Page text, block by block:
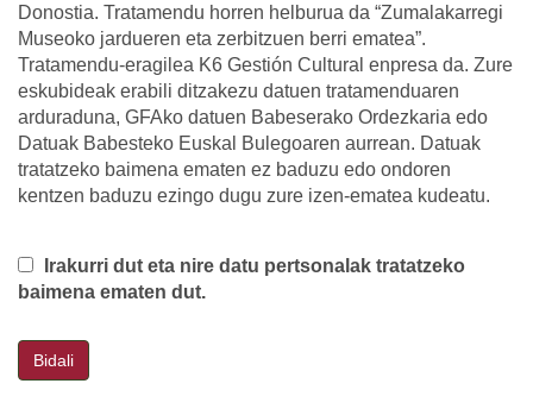
Donostia. Tratamendu horren helburua da “Zumalakarregi
Museoko jardueren eta zerbitzuen berri ematea”.
Tratamendu-eragilea K6 Gestión Cultural enpresa da. Zure
eskubideak erabili ditzakezu datuen tratamenduaren
arduraduna, GFAko datuen Babeserako Ordezkaria edo
Datuak Babesteko Euskal Bulegoaren aurrean. Datuak
tratatzeko baimena ematen ez baduzu edo ondoren
kentzen baduzu ezingo dugu zure izen-ematea kudeatu.
Irakurri dut eta nire datu pertsonalak tratatzeko
baimena ematen dut.
Bidali